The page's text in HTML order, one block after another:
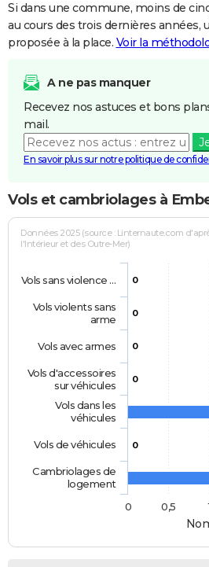
Si dans une commune, moins de
au cours des trois dernières
proposée à la place. Voir la
A ne pas manquer
Recevez nos astuces et bons
mail.
En savoir plus sur notre politique de
Vols et cambriolages à
Données 2025 (source : Linternaute.com
l'Intérieur et des Outre-Mer)
0
0
0
0
0
Vols sans violence …
Vols violents sans
arme
Vols avec armes
Vols d'accessoires
sur véhicules
Vols dans les
véhicules
Vols de véhicules
Cambriolages de
logement
0
0,5